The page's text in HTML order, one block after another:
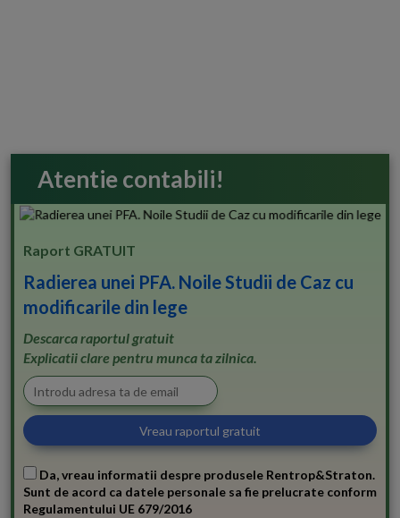
Atentie contabili!
Raport GRATUIT
Radierea unei PFA. Noile Studii de Caz cu
modificarile din lege
Descarca raportul gratuit
Explicatii clare pentru munca ta zilnica.
Da, vreau informatii despre produsele Rentrop&Straton.
Sunt de acord ca datele personale sa fie prelucrate conform
Regulamentului UE 679/2016